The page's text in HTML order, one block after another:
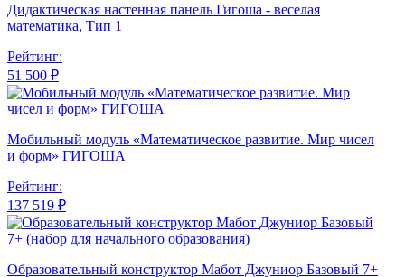
Дидактическая настенная панель Гигоша - веселая
математика, Тип 1
Рейтинг:
51 500 ₽
Мобильный модуль «Математическое развитие. Мир чисел
и форм» ГИГОША
Рейтинг:
137 519 ₽
Образовательный конструктор Мабот Джуниор Базовый 7+